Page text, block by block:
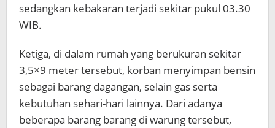
sedangkan kebakaran terjadi sekitar pukul 03.30
WIB.
Ketiga, di dalam rumah yang berukuran sekitar
3,5×9 meter tersebut, korban menyimpan bensin
sebagai barang dagangan, selain gas serta
kebutuhan sehari-hari lainnya. Dari adanya
beberapa barang barang di warung tersebut,